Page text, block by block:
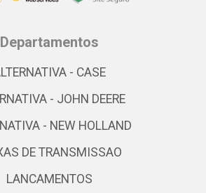
Departamentos
- CASE
- JOHN DEERE
- NEW HOLLAND
DE TRANSMISSAO
LANCAMENTOS